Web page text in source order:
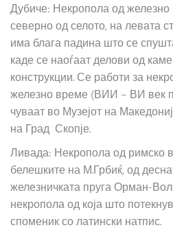
Дубиче: Некропола од
северно од селото, на левата
има блага падина што се
каде се наоѓаат делови од
конструкции. Се работи за
железно време (ВИИ – ВИ век
чуваат во Музејот на
на Град Скопје.
Ливада: Некропола од римско
белешките на М.Грбиќ, од
железничката пруга Орман-
некропола од која што
споменик со латински натпис.